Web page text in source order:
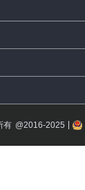
有 @2016-2025